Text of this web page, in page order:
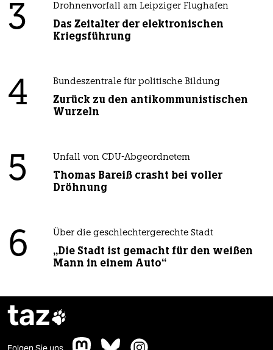
3 Drohnenvorfall am Leipziger Flughafen
Das Zeitalter der elektronischen
Kriegsführung
4 Bundeszentrale für politische Bildung
Zurück zu den antikommunistischen
Wurzeln
5 Unfall von CDU-Abgeordnetem
Thomas Bareiß crasht bei voller
Dröhnung
6 Über die geschlechtergerechte Stadt
„Die Stadt ist gemacht für den weißen
Mann in einem Auto“
taz